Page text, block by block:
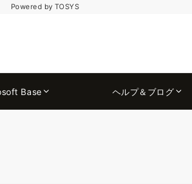
by TOSYS
Base ヘルプ＆ブログ